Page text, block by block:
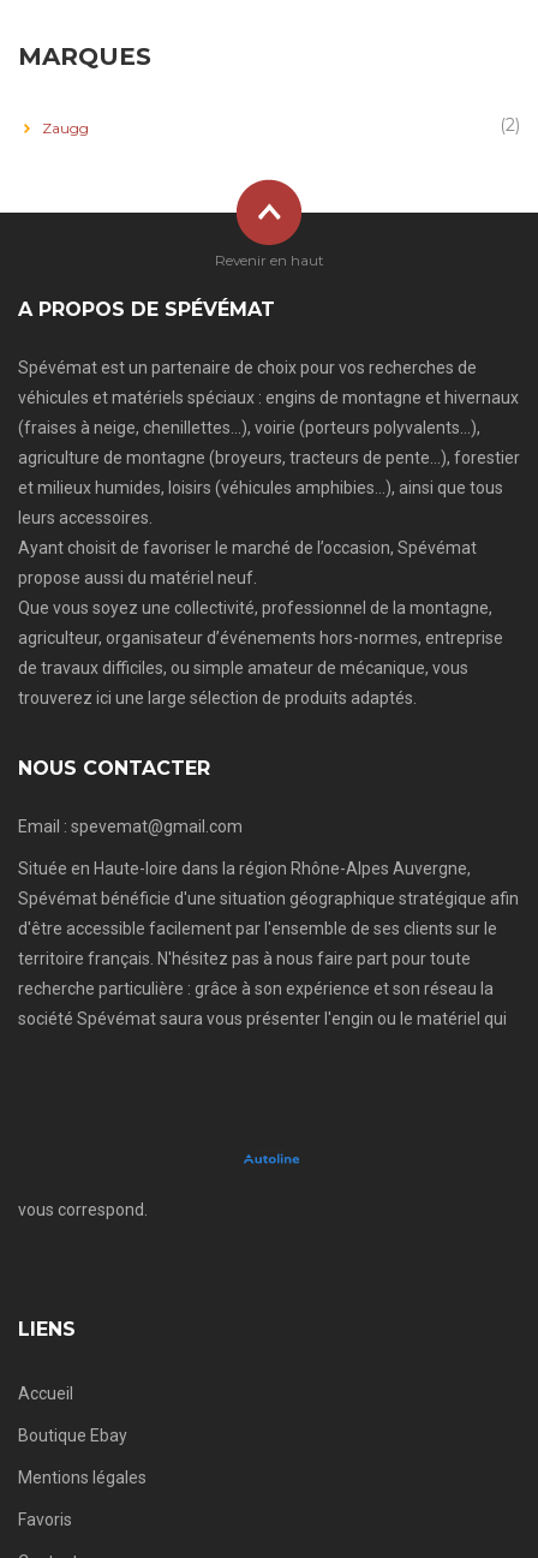
MARQUES
Zaugg (2)
A PROPOS DE SPÉVÉMAT
Spévémat est un partenaire de choix pour vos recherches de
véhicules et matériels spéciaux : engins de montagne et hivernaux
(fraises à neige, chenillettes…), voirie (porteurs polyvalents…),
agriculture de montagne (broyeurs, tracteurs de pente…), forestier
et milieux humides, loisirs (véhicules amphibies…), ainsi que tous
leurs accessoires.
Ayant choisit de favoriser le marché de l’occasion, Spévémat
propose aussi du matériel neuf.
Que vous soyez une collectivité, professionnel de la montagne,
agriculteur, organisateur d’événements hors-normes, entreprise
de travaux difficiles, ou simple amateur de mécanique, vous
trouverez ici une large sélection de produits adaptés.
NOUS CONTACTER
Email : spevemat@gmail.com
Située en Haute-loire dans la région Rhône-Alpes Auvergne,
Spévémat bénéficie d'une situation géographique stratégique afin
d'être accessible facilement par l'ensemble de ses clients sur le
territoire français. N'hésitez pas à nous faire part pour toute
recherche particulière : grâce à son expérience et son réseau la
société Spévémat saura vous présenter l'engin ou le matériel qui
vous correspond.
LIENS
Accueil
Boutique Ebay
Mentions légales
Favoris
Revenir en haut